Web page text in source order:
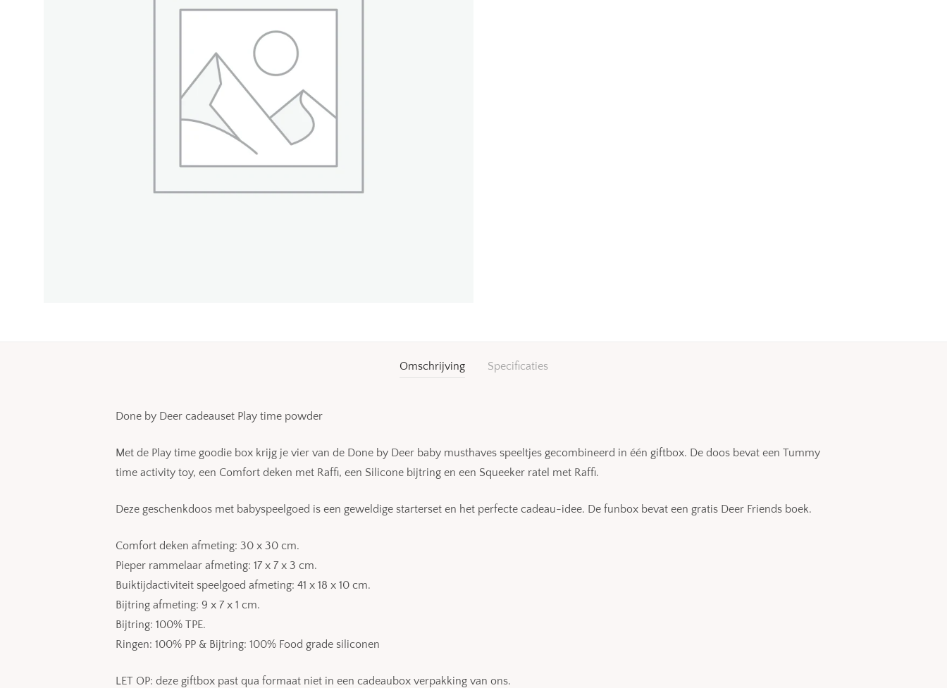
Omschrijving Specificaties
Done by Deer cadeauset Play time powder
Met de Play time goodie box krijg je vier van de Done by Deer baby musthaves speeltjes gecombineerd in één giftbox. De doos bevat een Tummy
time activity toy, een Comfort deken met Raffi, een Silicone bijtring en een Squeeker ratel met Raffi.
Deze geschenkdoos met babyspeelgoed is een geweldige starterset en het perfecte cadeau-idee. De funbox bevat een gratis Deer Friends boek.
Comfort deken afmeting: 30 x 30 cm.
Pieper rammelaar afmeting: 17 x 7 x 3 cm.
Buiktijdactiviteit speelgoed afmeting: 41 x 18 x 10 cm.
Bijtring afmeting: 9 x 7 x 1 cm.
Bijtring: 100% TPE.
Ringen: 100% PP & Bijtring: 100% Food grade siliconen
LET OP: deze giftbox past qua formaat niet in een cadeaubox verpakking van ons.